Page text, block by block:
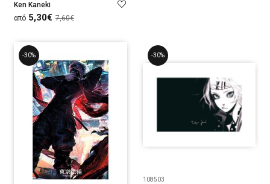
Ken Kaneki
από 5,30€ 7,60€
-30% -30%
108503